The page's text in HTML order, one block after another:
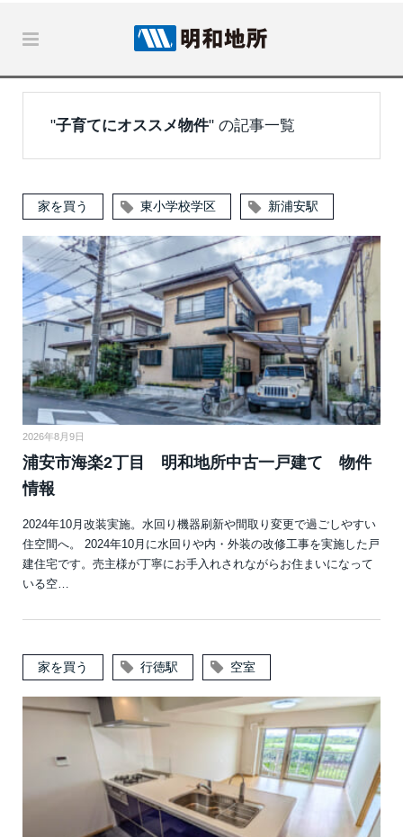
"子育てにオススメ物件" の記事一覧
家を買う 東小学校学区 新浦安駅
2026年8月9日
浦安市海楽2丁目 明和地所中古一戸建て 物件
情報
2024年10月改装実施。水回り機器刷新や間取り変更で過ごしやすい
住空間へ。 2024年10月に水回りや内・外装の改修工事を実施した戸
建住宅です。売主様が丁寧にお手入れされながらお住まいになって
いる空…
家を買う 行徳駅 空室